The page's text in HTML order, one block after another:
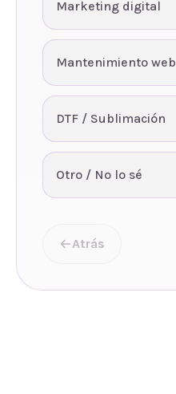
Marketing digital
Mantenimiento web
DTF / Sublimación
Otro / No lo sé
Atrás